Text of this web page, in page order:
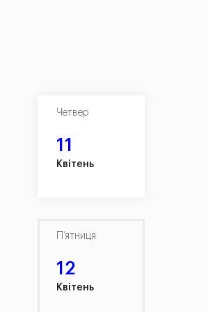
Четвер
11
Квітень
П’ятниця
12
Квітень